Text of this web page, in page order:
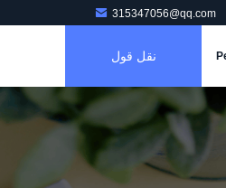
315347056@qq.com
نقل قول